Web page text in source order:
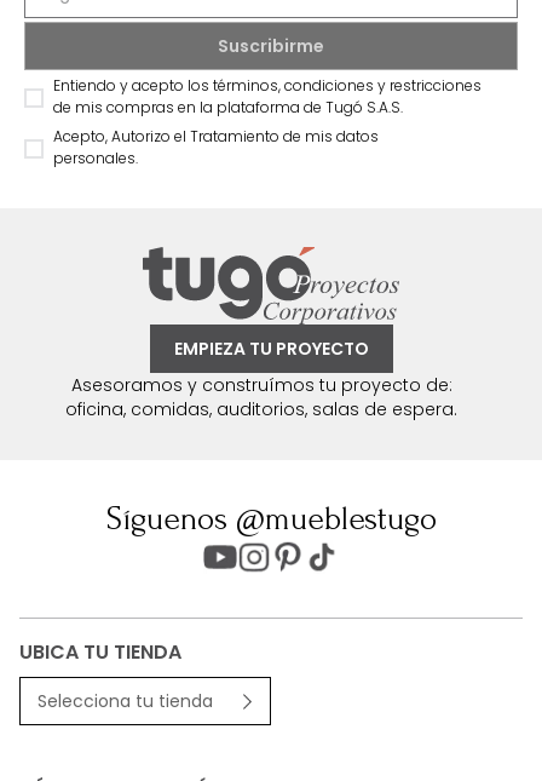
Entiendo y acepto los términos, condiciones y restricciones
de mis compras en la plataforma de Tugó S.A.S.
Acepto, Autorizo el Tratamiento de mis datos
personales.
EMPIEZA TU PROYECTO
Asesoramos y construímos tu proyecto de:
oficina, comidas, auditorios, salas de espera.
Síguenos @mueblestugo
UBICA TU TIENDA
Selecciona tu tienda